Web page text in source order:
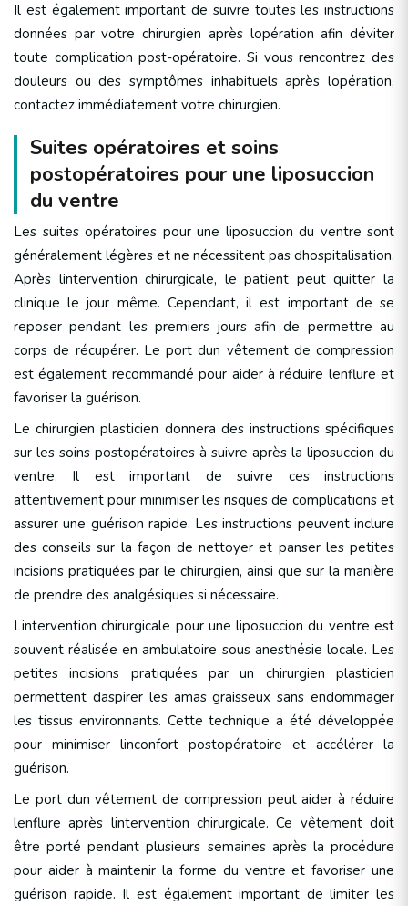
Il est également important de suivre toutes les instructions
données par votre chirurgien après lopération afin déviter
toute complication post-opératoire. Si vous rencontrez des
douleurs ou des symptômes inhabituels après lopération,
contactez immédiatement votre chirurgien.
Suites opératoires et soins
postopératoires pour une liposuccion
du ventre
Les suites opératoires pour une liposuccion du ventre sont
généralement légères et ne nécessitent pas dhospitalisation.
Après lintervention chirurgicale, le patient peut quitter la
clinique le jour même. Cependant, il est important de se
reposer pendant les premiers jours afin de permettre au
corps de récupérer. Le port dun vêtement de compression
est également recommandé pour aider à réduire lenflure et
favoriser la guérison.
Le chirurgien plasticien donnera des instructions spécifiques
sur les soins postopératoires à suivre après la liposuccion du
ventre. Il est important de suivre ces instructions
attentivement pour minimiser les risques de complications et
assurer une guérison rapide. Les instructions peuvent inclure
des conseils sur la façon de nettoyer et panser les petites
incisions pratiquées par le chirurgien, ainsi que sur la manière
de prendre des analgésiques si nécessaire.
Lintervention chirurgicale pour une liposuccion du ventre est
souvent réalisée en ambulatoire sous anesthésie locale. Les
petites incisions pratiquées par un chirurgien plasticien
permettent daspirer les amas graisseux sans endommager
les tissus environnants. Cette technique a été développée
pour minimiser linconfort postopératoire et accélérer la
guérison.
Le port dun vêtement de compression peut aider à réduire
lenflure après lintervention chirurgicale. Ce vêtement doit
être porté pendant plusieurs semaines après la procédure
pour aider à maintenir la forme du ventre et favoriser une
guérison rapide. Il est également important de limiter les